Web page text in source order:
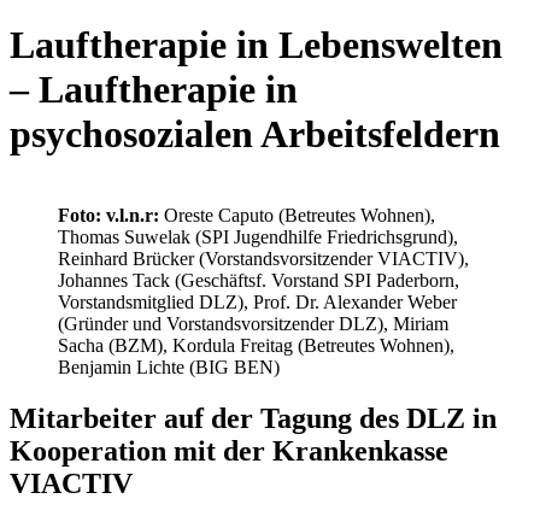
Lauftherapie in Lebenswelten
– Lauftherapie in
psychosozialen Arbeitsfeldern
Foto: v.l.n.r: Oreste Caputo (Betreutes Wohnen),
Thomas Suwelak (SPI Jugendhilfe Friedrichsgrund),
Reinhard Brücker (Vorstandsvorsitzender VIACTIV),
Johannes Tack (Geschäftsf. Vorstand SPI Paderborn,
Vorstandsmitglied DLZ), Prof. Dr. Alexander Weber
(Gründer und Vorstandsvorsitzender DLZ), Miriam
Sacha (BZM), Kordula Freitag (Betreutes Wohnen),
Benjamin Lichte (BIG BEN)
Mitarbeiter auf der Tagung des DLZ in
Kooperation mit der Krankenkasse
VIACTIV